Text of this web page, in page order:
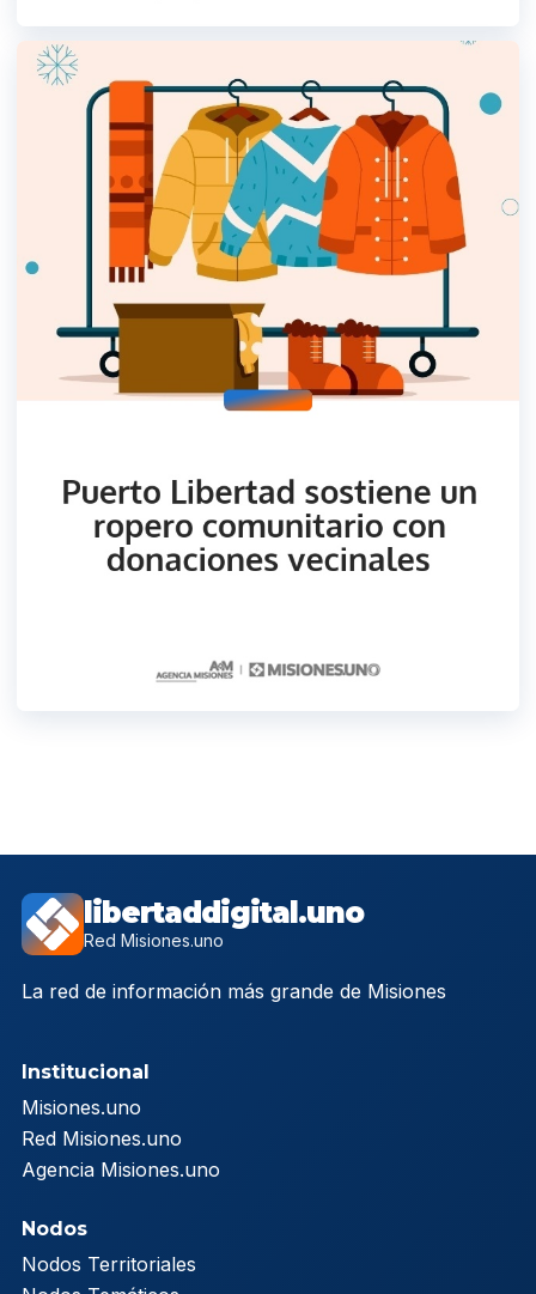
libertaddigital.uno
Red Misiones.uno
La red de información más grande de Misiones
Institucional
Misiones.uno
Red Misiones.uno
Agencia Misiones.uno
Nodos
Nodos Territoriales